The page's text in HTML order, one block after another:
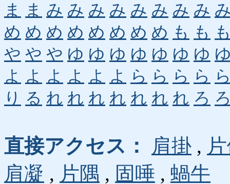
ま
ま み み み み み み み み
め め め め め め め め も も
や や や ゆ ゆ ゆ ゆ ゆ ゆ ゆ
よ よ よ よ よ よ ら ら ら ら
り る れ れ れ れ れ れ れ ろ
直接アクセス： 肩掛 ,
肩凝 , 片隅 , 固唾 , 蝸牛